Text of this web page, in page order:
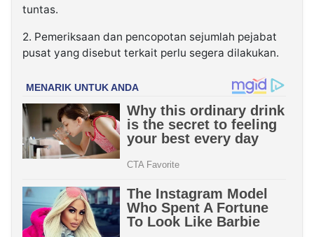
tuntas.
2. Pemeriksaan dan pencopotan sejumlah pejabat
pusat yang disebut terkait perlu segera dilakukan.